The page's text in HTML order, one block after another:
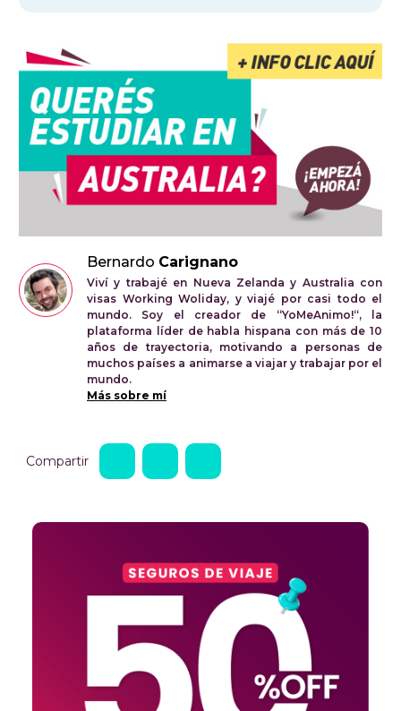
Bernardo Carignano
Viví y trabajé en Nueva Zelanda y Australia con
visas Working Woliday, y viajé por casi todo el
mundo. Soy el creador de “YoMeAnimo!“, la
plataforma líder de habla hispana con más de 10
años de trayectoria, motivando a personas de
muchos países a animarse a viajar y trabajar por el
mundo.
Más sobre mí
Compartir